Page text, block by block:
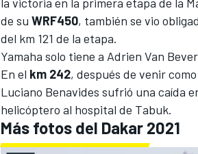
de su WRF450, también se vio
del km 121 de la etapa.
Yamaha solo tiene a Adrien Van
En el km 242, después de venir
Luciano Benavides sufrió una caída
helicóptero al hospital de Tabuk.
Más fotos del Dakar 2021